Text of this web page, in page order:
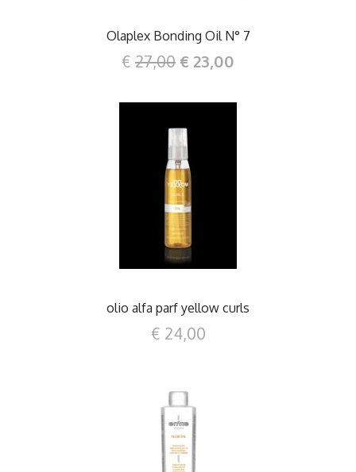
Olaplex Bonding Oil N° 7
€ 27,00 € 23,00
DETTAGLI
olio alfa parf yellow curls
€ 24,00
DETTAGLI